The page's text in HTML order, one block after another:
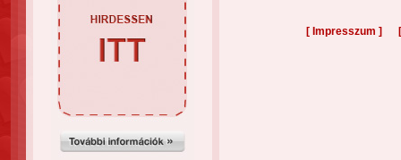
[ Impresszum ]